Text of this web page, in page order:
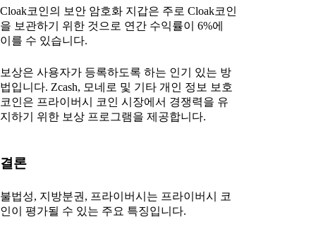
Cloak코인의 보안 암호화 지갑은 주로 Cloak코인
을 보관하기 위한 것으로 연간 수익률이 6%에
이를 수 있습니다.
보상은 사용자가 등록하도록 하는 인기 있는 방
법입니다. Zcash, 모네로 및 기타 개인 정보 보호
코인은 프라이버시 코인 시장에서 경쟁력을 유
지하기 위한 보상 프로그램을 제공합니다.
결론
불법성, 지방분권, 프라이버시는 프라이버시 코
인이 평가될 수 있는 주요 특징입니다.